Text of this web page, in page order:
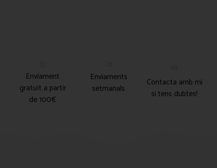
Enviament
gratuït a partir
de 100€
Enviaments
setmanals
Contacta amb mi
si tens dubtes!